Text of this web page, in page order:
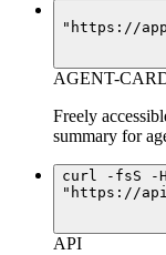
"https://
AGENT-
Freely
summary for
curl -fsS -H
"https://
API